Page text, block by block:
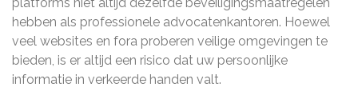
hebben als professionele advocatenkantoren. Hoewel
veel websites en fora proberen veilige omgevingen te
bieden, is er altijd een risico dat uw persoonlijke
informatie in verkeerde handen valt.